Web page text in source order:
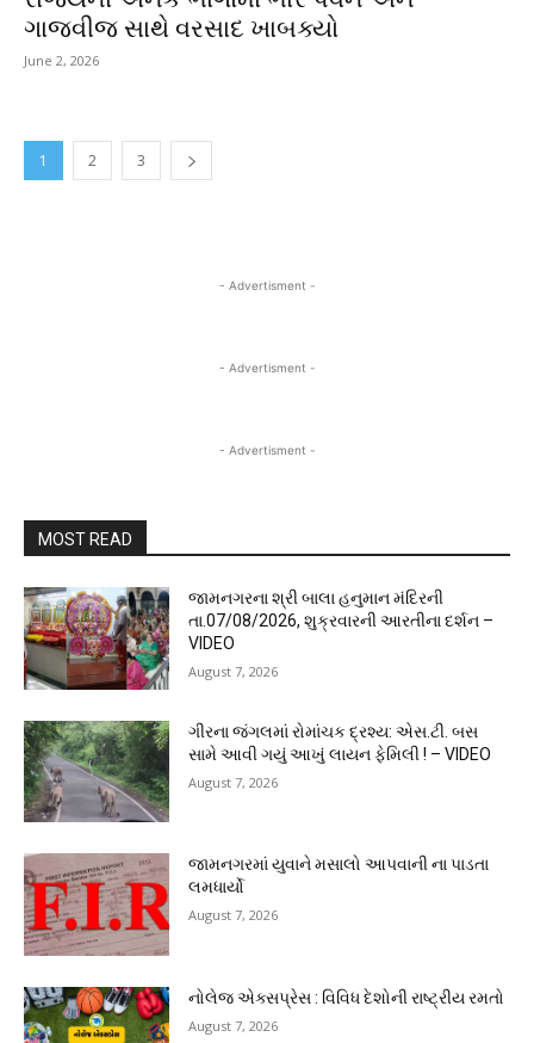
ગાજવીજ સાથે વરસાદ ખાબક્યો
June 2, 2026
1 2 3
- Advertisment -
- Advertisment -
- Advertisment -
MOST READ
જામનગરના શ્રી બાલા હનુમાન મંદિરની
તા.07/08/2026, શુક્રવારની આરતીના દર્શન –
VIDEO
August 7, 2026
ગીરના જંગલમાં રોમાંચક દ્રશ્ય: એસ.ટી. બસ
સામે આવી ગયું આખું લાયન ફેમિલી ! – VIDEO
August 7, 2026
જામનગરમાં યુવાને મસાલો આપવાની ના પાડતા
લમધાર્યો
August 7, 2026
નોલેજ એક્સપ્રેસ : વિવિધ દેશોની રાષ્ટ્રીય રમતો
August 7, 2026